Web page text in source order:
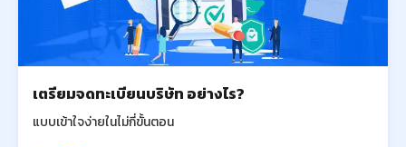
เตรียมจดทะเบียนบริษัท อย่างไร?
แบบเข้าใจง่ายในไม่กี่ขั้นตอน